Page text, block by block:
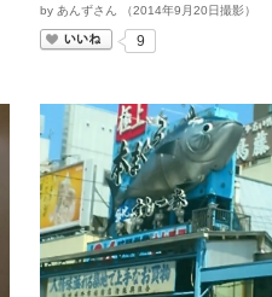
by あんずさん （2014年9 月20日撮影）
いいね
9